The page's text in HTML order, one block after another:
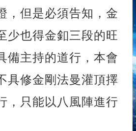
，但是必須告知，金
少也得金釦三段的旺
備主持的道行，本會
具修金剛法曼灌頂擇
，只能以八風陣進行